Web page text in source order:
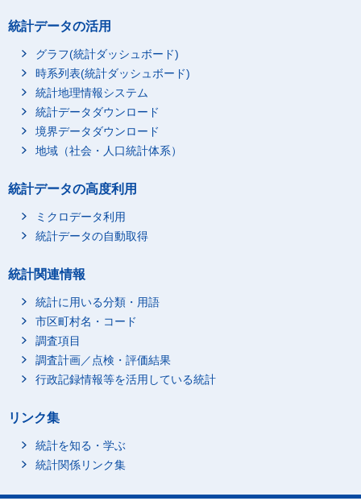
統計データの活用
グラフ(統計ダッシュボード)
時系列表(統計ダッシュボード)
統計地理情報システム
統計データダウンロード
境界データダウンロード
地域（社会・人口統計体系）
統計データの高度利用
ミクロデータ利用
統計データの自動取得
統計関連情報
統計に用いる分類・用語
市区町村名・コード
調査項目
調査計画／点検・評価結果
行政記録情報等を活用している統計
リンク集
統計を知る・学ぶ
統計関係リンク集